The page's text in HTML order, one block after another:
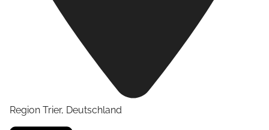
Region Trier, Deutschland